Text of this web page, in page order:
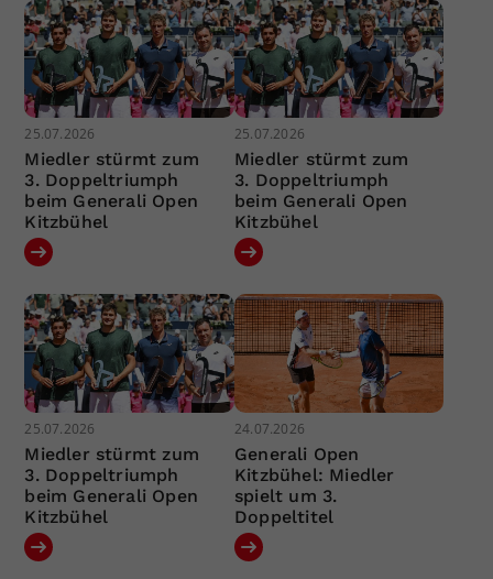
25.07.2026
Miedler stürmt zum
3. Doppeltriumph
beim Generali Open
Kitzbühel
25.07.2026
Miedler stürmt zum
3. Doppeltriumph
beim Generali Open
Kitzbühel
25.07.2026
Miedler stürmt zum
3. Doppeltriumph
beim Generali Open
Kitzbühel
24.07.2026
Generali Open
Kitzbühel: Miedler
spielt um 3.
Doppeltitel